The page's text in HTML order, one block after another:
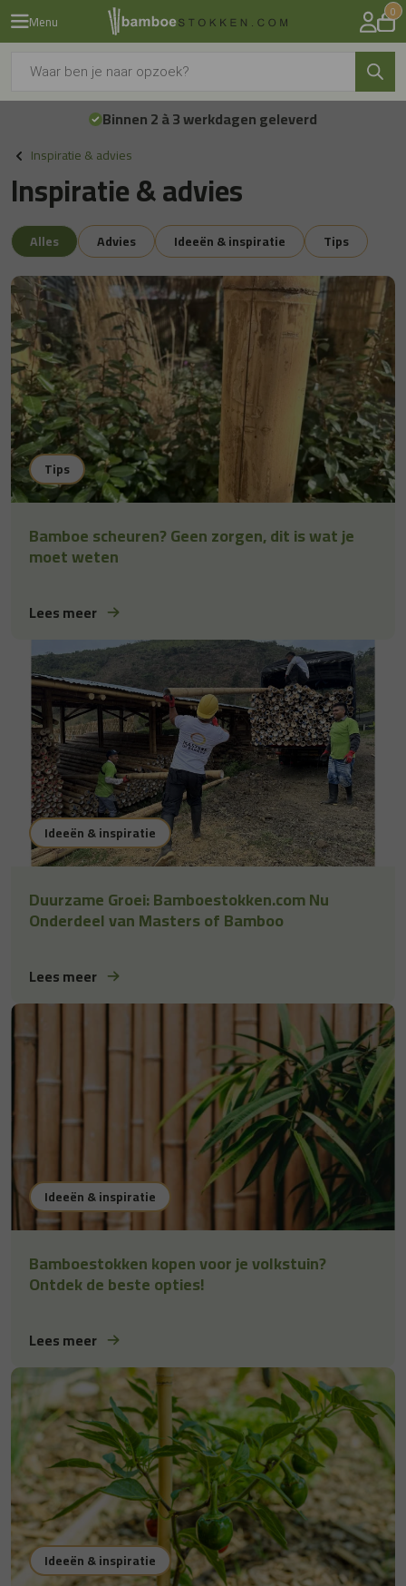
Menu 0
zoeken
Binnen 2 à 3 werkdagen geleverd
Inspiratie & advies
Inspiratie & advies
Alles Advies Ideeën & inspiratie Tips
Tips
Bamboe scheuren? Geen zorgen, dit is wat je
moet weten
Lees meer
Ideeën & inspiratie
Duurzame Groei: Bamboestokken.com Nu
Onderdeel van Masters of Bamboo
Lees meer
Ideeën & inspiratie
Bamboestokken kopen voor je volkstuin?
Ontdek de beste opties!
Lees meer
Ideeën & inspiratie